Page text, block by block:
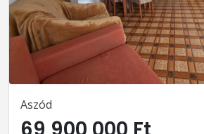
Aszód